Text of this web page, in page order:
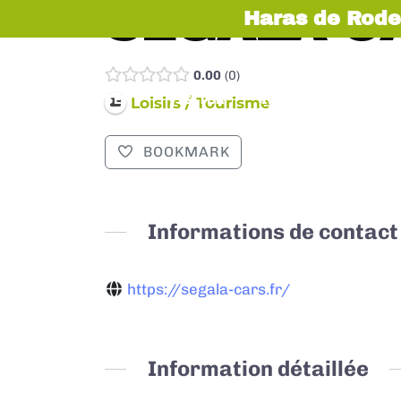
Haras de
EXPOSER VISITER INFOS PRATIQUES
SEGALA
0.00 0
Loisirs / Tourisme
BOOKMARK
Informations de contact
https://segala-cars.fr/
Information détaillée